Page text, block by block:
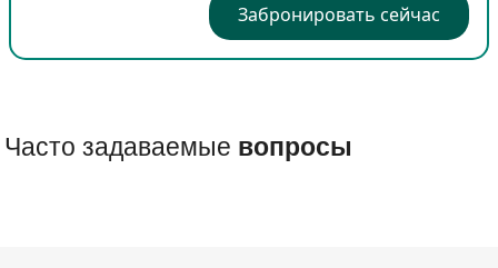
Забронировать сейчас
Часто задаваемые вопросы